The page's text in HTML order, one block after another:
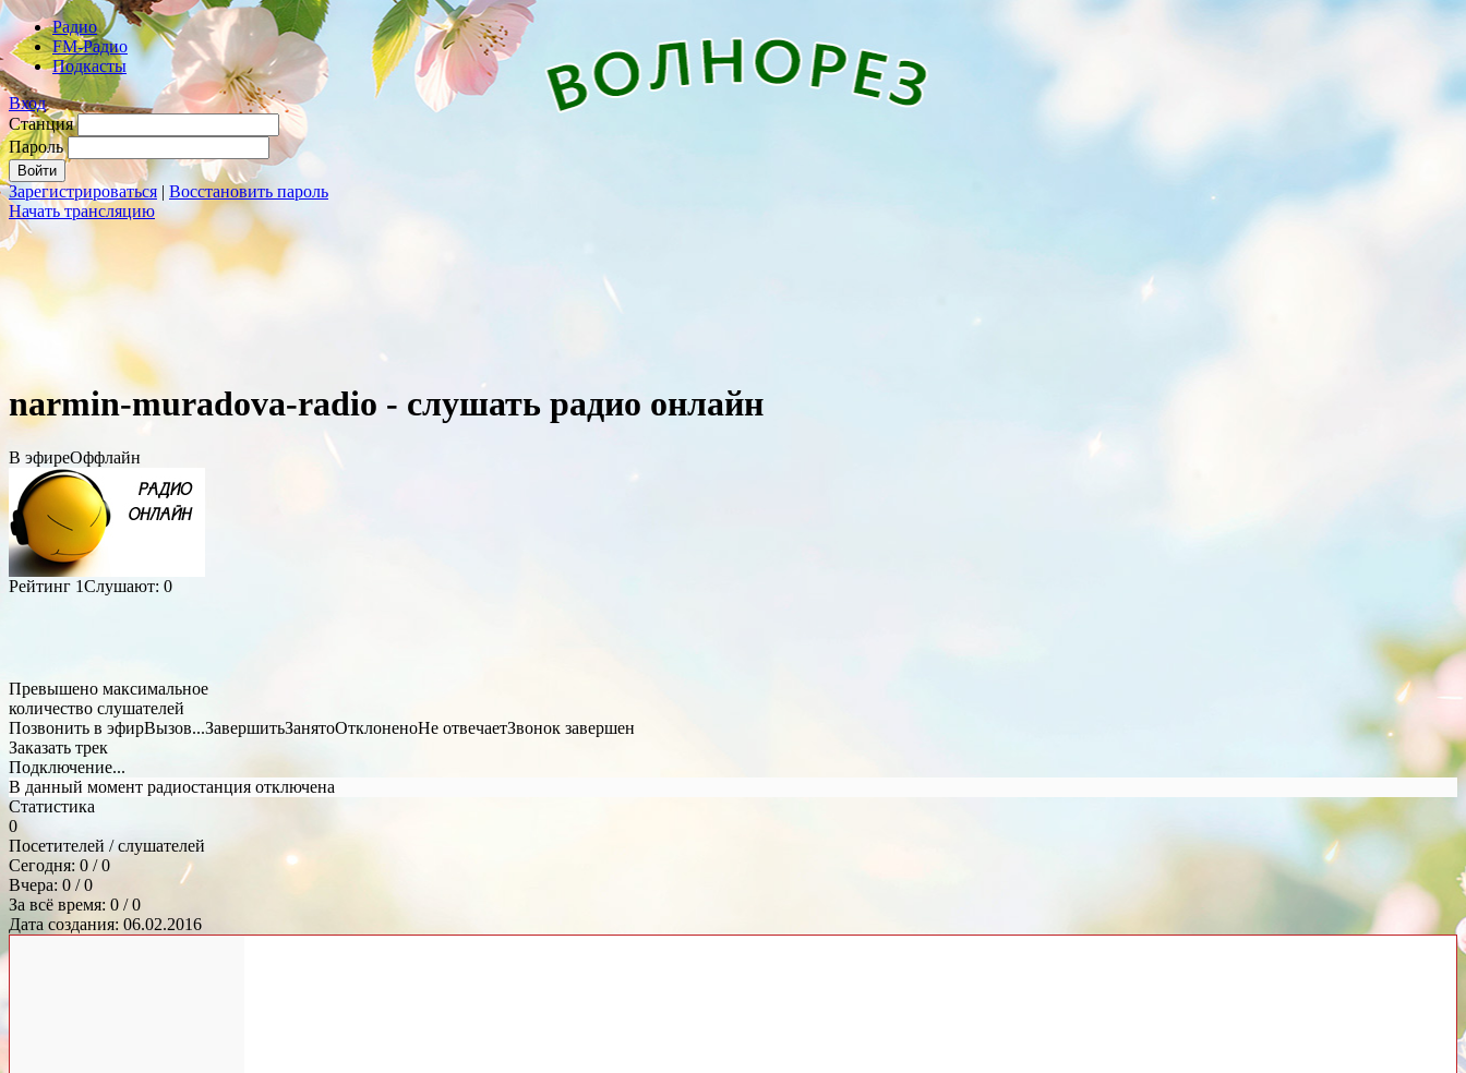
Радио
FM-Радио
Подкасты
Вход
Станция
Пароль
Зарегистрироваться | Восстановить пароль
Начать трансляцию
narmin-muradova-radio - слушать радио онлайн
В эфиреОффлайн
Рейтинг 1Слушают: 0
Превышено максимальное
количество слушателей
Позвонить в эфирВызов...ЗавершитьЗанятоОтклоненоНе отвечаетЗвонок завершен
Заказать трек
Подключение...
В данный момент радиостанция отключена
Статистика
0
Посетителей / слушателей
Сегодня: 0 / 0
Вчера: 0 / 0
За всё время: 0 / 0
Дата создания: 06.02.2016